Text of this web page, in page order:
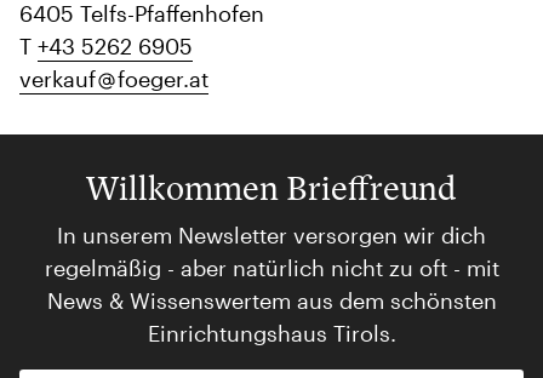
6405 Telfs-Pfaffenhofen
T +43 5262 6905
verkauf
foeger.at
Willkommen Brieffreund
In unserem Newsletter versorgen wir dich
regelmäßig - aber natürlich nicht zu oft - mit
News & Wissenswertem aus dem schönsten
Einrichtungshaus Tirols.